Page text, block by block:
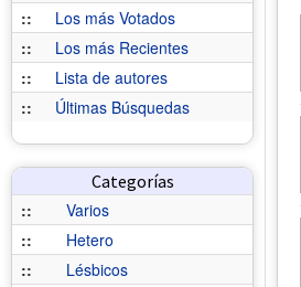
::
Los más Votados
::
Los más Recientes
::
Lista de autores
::
Últimas Búsquedas
Categorías
::
Varios
::
Hetero
::
Lésbicos